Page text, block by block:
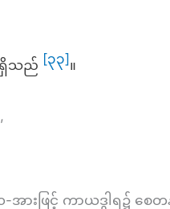
ရှိသည် [၃၃]။
းဖြင့် ကာယဒွါရ၌ စေတ